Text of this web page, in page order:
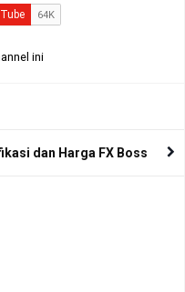
ini
dan Harga FX Boss